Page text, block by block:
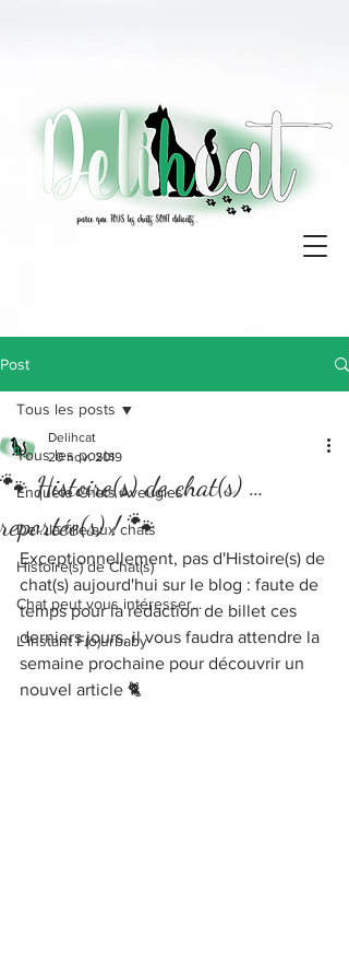
Post
Tous les posts
Enquête Chats Aveugles
Del...la fille aux chats
Histoire(s) de Chat(s)
Chat peut vous intéresser...
L'instant F(o)urbaby
Tous les posts
🐾 Histoire(s) de chat(s) …
reportée(s) ! 🐾
Delihcat
20 nov. 2019
Exceptionnellement, pas d'Histoire(s) de
chat(s) aujourd'hui sur le blog : faute de
temps pour la rédaction de billet ces
derniers jours, il vous faudra attendre la
semaine prochaine pour découvrir un
nouvel article 🐈